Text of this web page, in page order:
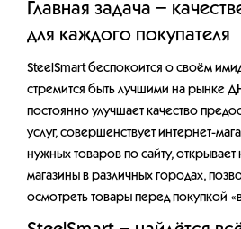
Главная задача –
для каждого покупателя
SteelSmart беспокоится о своём
стремится быть лучшими на рынке
постоянно улучшает качество
услуг, совершенствует интернет-
нужных товаров по сайту,
магазины в различных городах,
осмотреть товары перед покупкой